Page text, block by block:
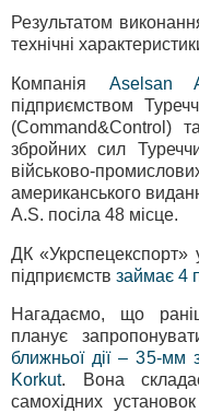
Результатом
технічні
Компанія Aselsan
підприємством
(Command&Control)
збройних сил
військово-
американського
A.S. посіла 48 місце.
ДК «Укрспецекспорт»
підприємств займає 4
Нагадаємо, що
планує
ближньої дії – 35-мм
Korkut. Вона
самохідних